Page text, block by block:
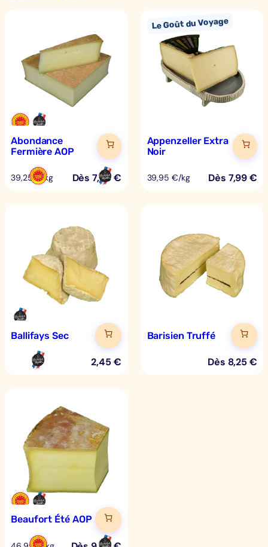
Abondance
Fermière AOP
39,25 €/kg Dès7,85€
Appenzeller Extra
Noir
39,95 €/kg Dès 7,99€
Ballifays Sec
2,45€
Barisien Truffé
Dès 8,25€
Beaufort Été AOP